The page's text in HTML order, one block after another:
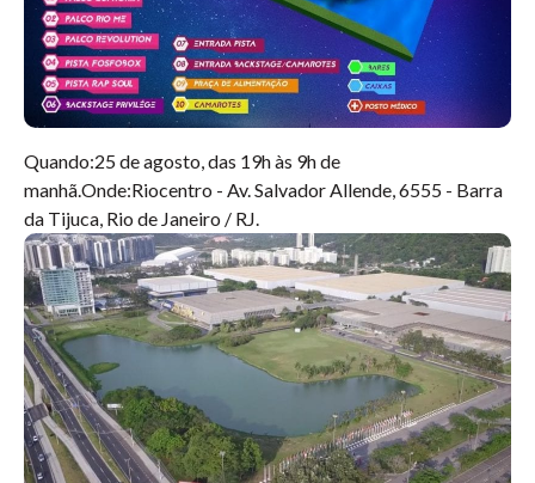
Quando:25 de agosto, das 19h às 9h de
manhã.Onde:Riocentro - Av. Salvador Allende, 6555 - Barra
da Tijuca, Rio de Janeiro / RJ.